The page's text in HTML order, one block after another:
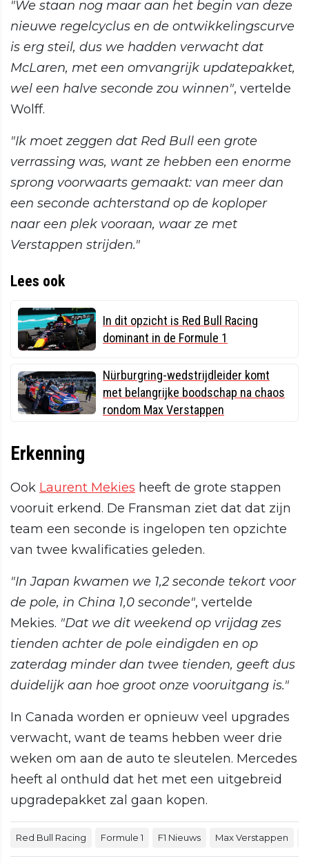
"We staan nog maar aan het begin van deze
nieuwe regelcyclus en de ontwikkelingscurve
is erg steil, dus we hadden verwacht dat
McLaren, met een omvangrijk updatepakket,
wel een halve seconde zou winnen", vertelde
Wolff.
"Ik moet zeggen dat Red Bull een grote
verrassing was, want ze hebben een enorme
sprong voorwaarts gemaakt: van meer dan
een seconde achterstand op de koploper
naar een plek vooraan, waar ze met
Verstappen strijden."
Lees ook
In dit opzicht is Red Bull Racing
dominant in de Formule 1
Nürburgring-wedstrijdleider komt
met belangrijke boodschap na chaos
rondom Max Verstappen
Erkenning
Ook Laurent Mekies heeft de grote stappen
vooruit erkend. De Fransman ziet dat dat zijn
team een seconde is ingelopen ten opzichte
van twee kwalificaties geleden.
"In Japan kwamen we 1,2 seconde tekort voor
de pole, in China 1,0 seconde", vertelde
Mekies. "Dat we dit weekend op vrijdag zes
tienden achter de pole eindigden en op
zaterdag minder dan twee tienden, geeft dus
duidelijk aan hoe groot onze vooruitgang is."
In Canada worden er opnieuw veel upgrades
verwacht, want de teams hebben weer drie
weken om aan de auto te sleutelen. Mercedes
heeft al onthuld dat het met een uitgebreid
upgradepakket zal gaan kopen.
Red Bull Racing Formule 1 F1 Nieuws Max Verstappen